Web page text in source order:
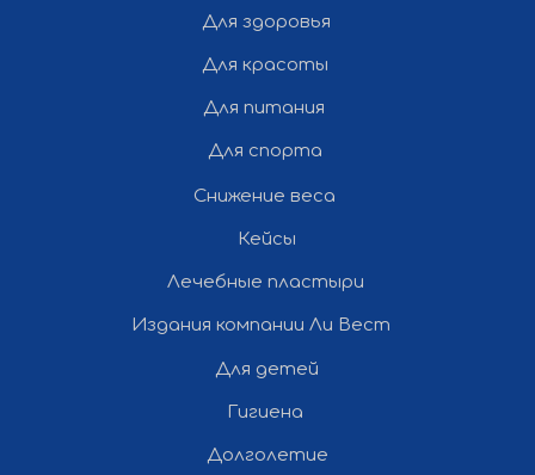
Снижение веса
Кейсы
Лечебные пластыри
Издания компании Ли Вест
Для детей
Гигиена
Долголетие
Для здоровья
Для красоты
Для питания
Для спорта
Все права защищены ©
2012-2026 Ли Вест НН
— «Полдень»